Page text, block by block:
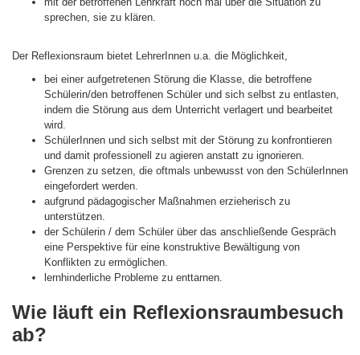
sprechen, sie zu klären.
Der Reflexionsraum bietet LehrerInnen u.a. die Möglichkeit,
bei einer aufgetretenen Störung die Klasse, die betroffene
Schülerin/den betroffenen Schüler und sich selbst zu entlasten,
indem die Störung aus dem Unterricht verlagert und bearbeitet
wird.
SchülerInnen und sich selbst mit der Störung zu konfrontieren
und damit professionell zu agieren anstatt zu ignorieren.
Grenzen zu setzen, die oftmals unbewusst von den SchülerInnen
eingefordert werden.
aufgrund pädagogischer Maßnahmen erzieherisch zu
unterstützen.
der Schülerin / dem Schüler über das anschließende Gespräch
eine Perspektive für eine konstruktive Bewältigung von
Konflikten zu ermöglichen.
lernhinderliche Probleme zu enttarnen.
Wie läuft ein Reflexionsraumbesuch
ab?